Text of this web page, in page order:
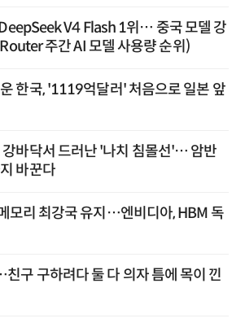
V4 Flash 1위… 중국 모델 강
주간 AI 모델 사용량 순위)
한국, '1119억달러' 처음으로 일본 앞
강바닥서 드러난 '나치 침몰선'… 암반
바꾼다
모리 최강국 유지…엔비디아, HBM 독
구 구하려다 둘 다 의자 틈에 목이 낀